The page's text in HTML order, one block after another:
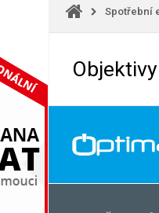
Spotřební
Objektivy